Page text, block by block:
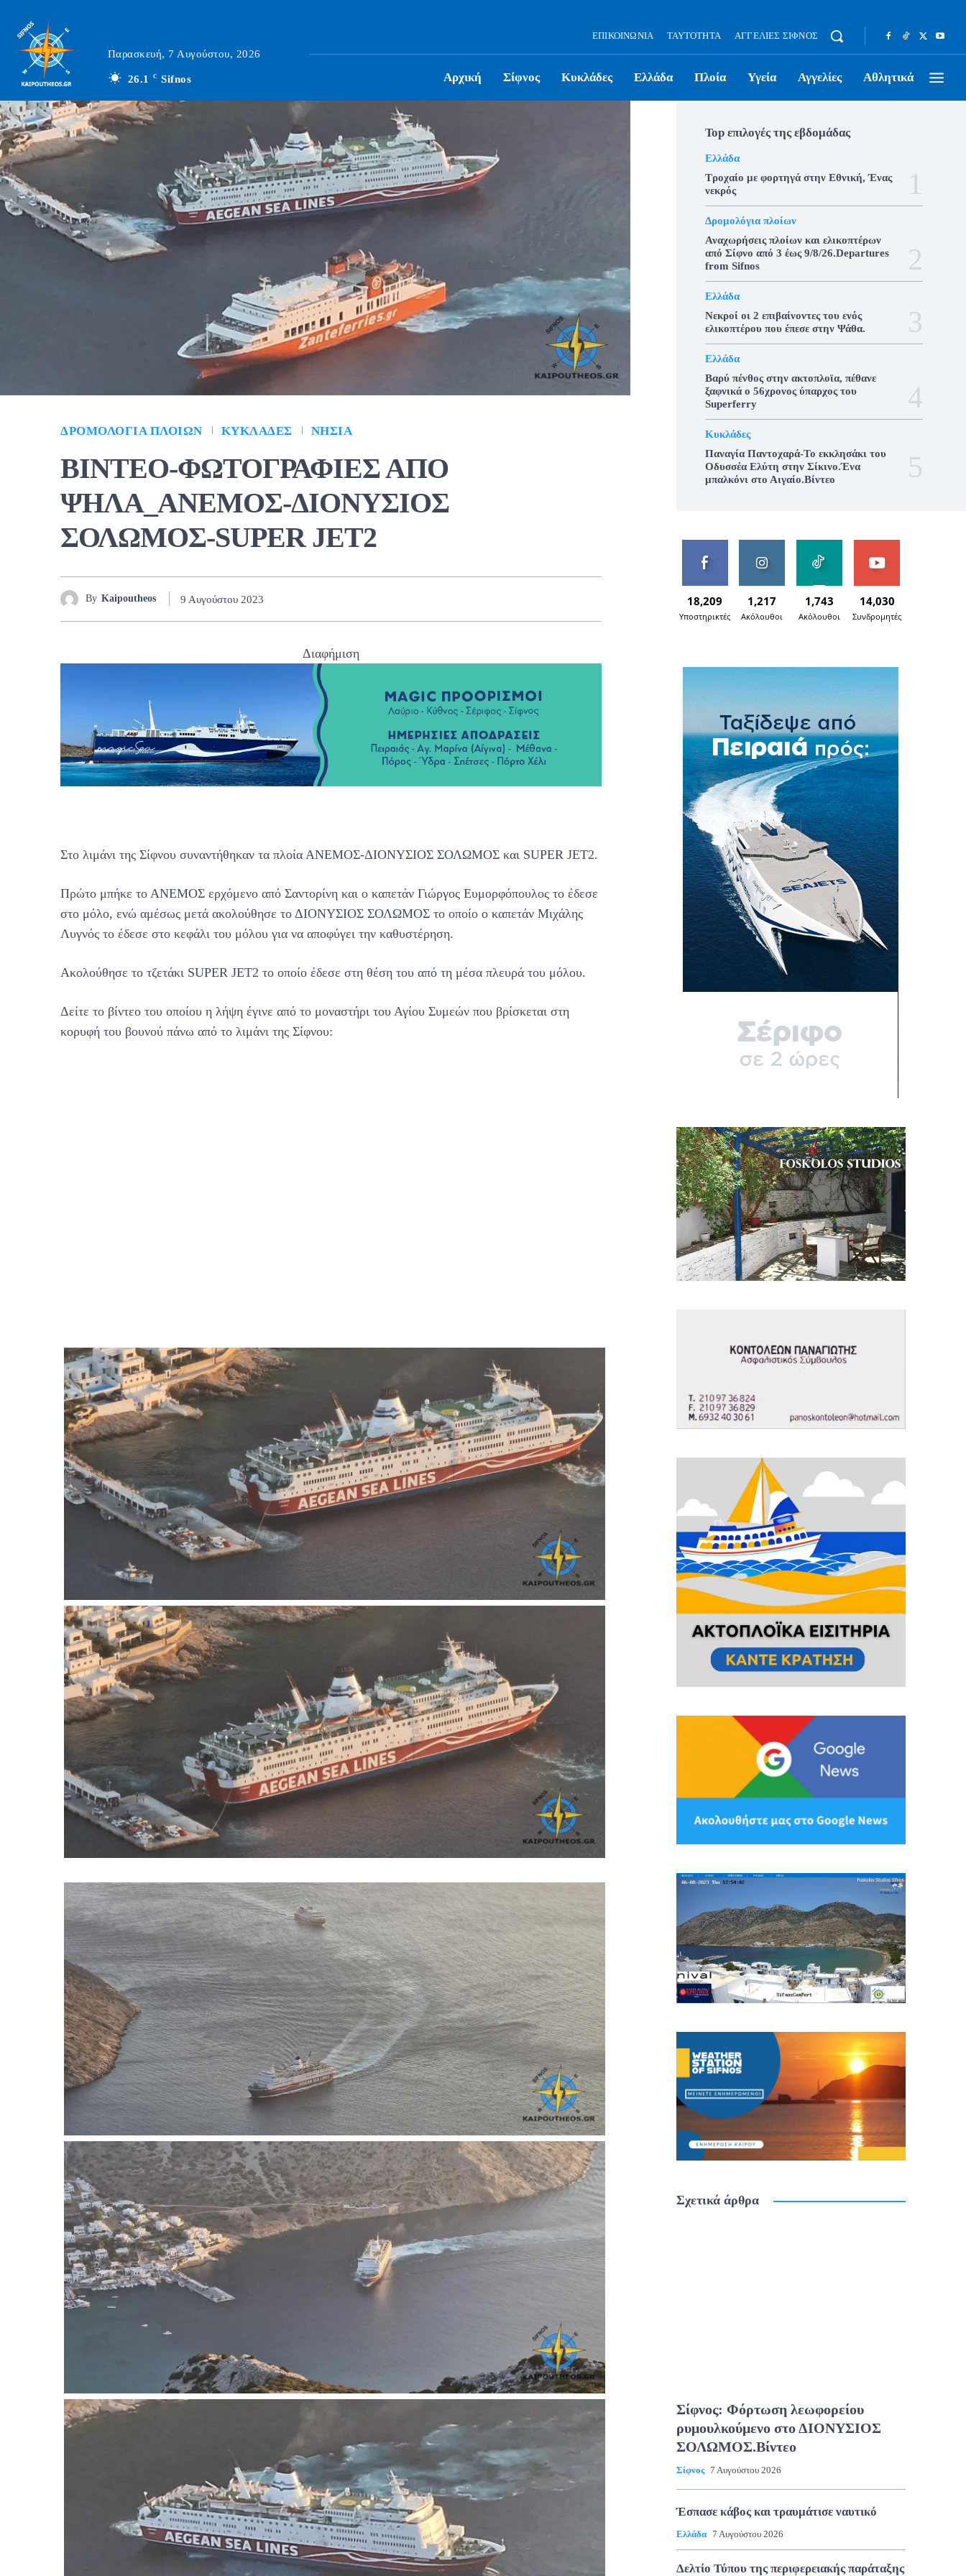
Παρασκευή, 7 Αυγούστου, 2026
26.1 C Sifnos
ΕΠΙΚΟΙΝΩΝΊΑ ΤΑΥΤΌΤΗΤΑ ΑΓΓΕΛΊΕΣ ΣΊΦΝΟΣ
Αρχική Σίφνος Κυκλάδες Ελλάδα Πλοία Υγεία Αγγελίες Αθλητικά
ΔΡΟΜΟΛΌΓΙΑ ΠΛΟΊΩΝ ΚΥΚΛΆΔΕΣ ΝΗΣΙΆ
ΒΙΝΤΕΟ-ΦΩΤΟΓΡΑΦΙΕΣ ΑΠΟ
ΨΗΛΑ_ΑΝΕΜΟΣ-ΔΙΟΝΥΣΙΟΣ
ΣΟΛΩΜΟΣ-SUPER JET2
By Kaipoutheos 9 Αυγούστου 2023
Διαφήμιση
Στο λιμάνι της Σίφνου συναντήθηκαν τα πλοία ΑΝΕΜΟΣ-ΔΙΟΝΥΣΙΟΣ ΣΟΛΩΜΟΣ και SUPER JET2.
Πρώτο μπήκε το ΑΝΕΜΟΣ ερχόμενο από Σαντορίνη και ο καπετάν Γιώργος Ευμορφόπουλος το έδεσε
στο μόλο, ενώ αμέσως μετά ακολούθησε το ΔΙΟΝΥΣΙΟΣ ΣΟΛΩΜΟΣ το οποίο ο καπετάν Μιχάλης
Λυγνός το έδεσε στο κεφάλι του μόλου για να αποφύγει την καθυστέρηση.
Ακολούθησε το τζετάκι SUPER JET2 το οποίο έδεσε στη θέση του από τη μέσα πλευρά του μόλου.
Δείτε το βίντεο του οποίου η λήψη έγινε από το μοναστήρι του Αγίου Συμεών που βρίσκεται στη
κορυφή του βουνού πάνω από το λιμάνι της Σίφνου:
Top επιλογές της εβδομάδας
Ελλάδα
Τροχαίο με φορτηγά στην Εθνική, Ένας
νεκρός
Δρομολόγια πλοίων
Αναχωρήσεις πλοίων και ελικοπτέρων
από Σίφνο από 3 έως 9/8/26.Departures
from Sifnos
Ελλάδα
Νεκροί οι 2 επιβαίνοντες του ενός
ελικοπτέρου που έπεσε στην Ψάθα.
Ελλάδα
Βαρύ πένθος στην ακτοπλοϊα, πέθανε
ξαφνικά ο 56χρονος ύπαρχος του
Superferry
Κυκλάδες
Παναγία Παντοχαρά-Το εκκλησάκι του
Οδυσσέα Ελύτη στην Σίκινο.Ένα
μπαλκόνι στο Αιγαίο.Βίντεο
18,209
Υποστηρικτές
1,217
Ακόλουθοι
1,743
Ακόλουθοι
14,030
Συνδρομητές
Σχετικά άρθρα
Σίφνος: Φόρτωση λεωφορείου
ρυμουλκούμενο στο ΔΙΟΝΥΣΙΟΣ
ΣΟΛΩΜΟΣ.Βίντεο
Σίφνος 7 Αυγούστου 2026
Έσπασε κάβος και τραυμάτισε ναυτικό
Ελλάδα 7 Αυγούστου 2026
Δελτίο Τύπου της περιφερειακής παράταξης